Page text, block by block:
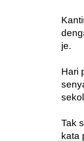
je.
Hari
Tak
kata